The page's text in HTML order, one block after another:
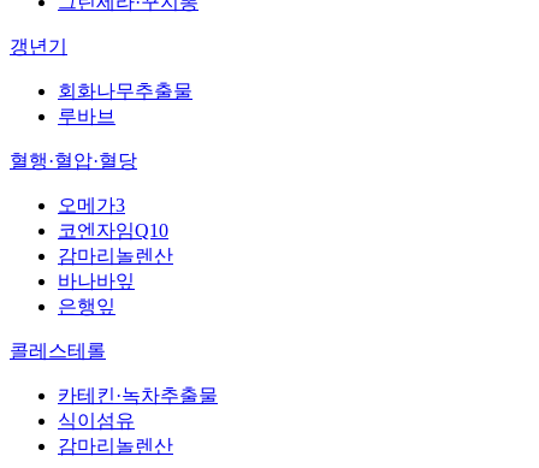
갱년기
회화나무추출물
루바브
혈행·혈압·혈당
오메가3
코엔자임Q10
감마리놀렌산
바나바잎
은행잎
콜레스테롤
카테킨·녹차추출물
식이섬유
감마리놀렌산